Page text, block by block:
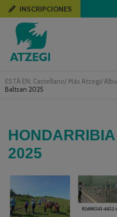
ESTÁ EN: Castellano/ Más Atzegi/
Baltsan 2025
INSCRIPCIONES
2025
02d06541-4452-